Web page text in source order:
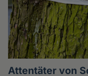
Attentäter von